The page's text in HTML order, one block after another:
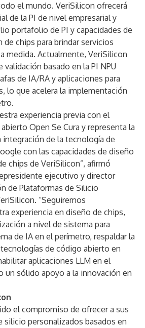
el mundo. VeriSilicon ofrecerá
de la PI de nivel empresarial y
portafolio de PI y capacidades de
chips para brindar servicios
medida. Actualmente, VeriSilicon
validación basado en la PI NPU
de IA/RA y aplicaciones para
lo que acelera la implementación
experiencia previa con el
Open Se Cura y representa la
de la tecnología de
con las capacidades de diseño
chips de VeriSilicon”, afirmó
ejecutivo y director
de Plataformas de Silicio
“Seguiremos
experiencia en diseño de chips,
a nivel de sistema para
de IA en el perímetro, respaldar la
de código abierto en
aplicaciones LLM en el
un sólido apoyo a la innovación en
el compromiso de ofrecer a sus
silicio personalizados basados en